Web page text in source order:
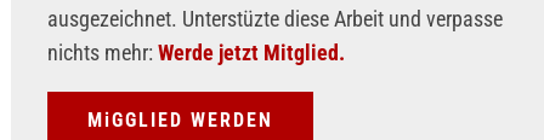
ausgezeichnet. Unterstüzte diese Arbeit und verpasse
nichts mehr: Werde jetzt Mitglied.
MiGGLIED WERDEN